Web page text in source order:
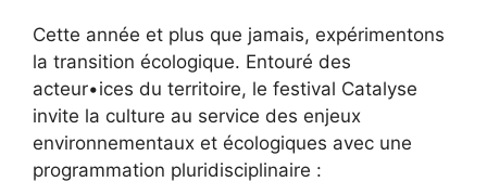
Cette année et plus que jamais, expérimentons
la transition écologique. Entouré des
acteur•ices du territoire, le festival Catalyse
invite la culture au service des enjeux
environnementaux et écologiques avec une
programmation pluridisciplinaire :